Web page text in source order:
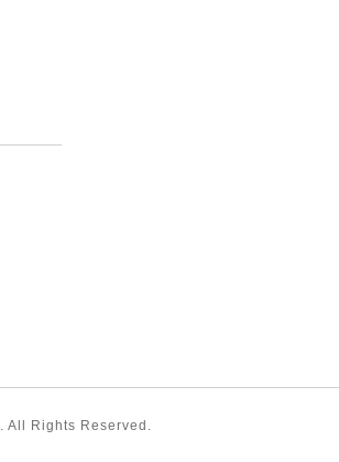
. All Rights Reserved.